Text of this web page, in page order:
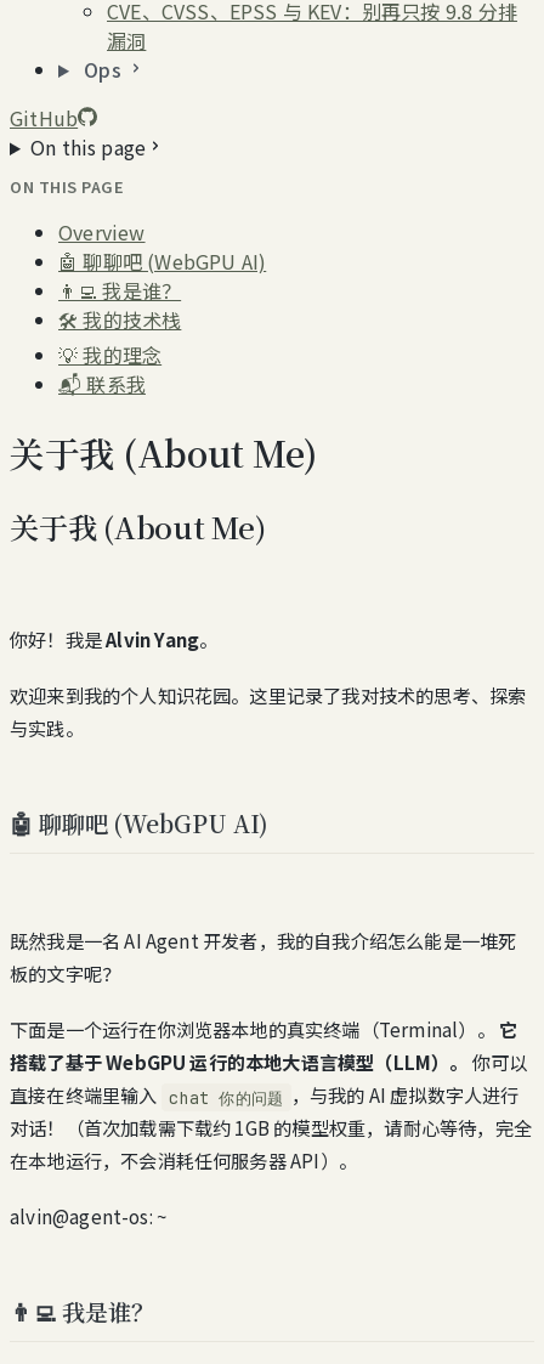
CVE、CVSS、EPSS 与 KEV：别再只按 9.8 分排
漏洞
Ops
GitHub
On this page
ON THIS PAGE
Overview
🤖 聊聊吧 (WebGPU AI)
👨‍💻 我是谁？
🛠️ 我的技术栈
💡 我的理念
📬 联系我
关于我 (About Me)
关于我 (About Me)
你好！我是Alvin Yang。
欢迎来到我的个人知识花园。这里记录了我对技术的思考、探索
与实践。
🤖 聊聊吧 (WebGPU AI)
既然我是一名 AI Agent 开发者，我的自我介绍怎么能是一堆死
板的文字呢？
下面是一个运行在你浏览器本地的真实终端（Terminal）。 它
搭载了基于 WebGPU 运行的本地大语言模型（LLM）。 你可以
直接在终端里输入
chat 你的问题 ，与我的 AI 虚拟数字人进行
对话！（首次加载需下载约 1GB 的模型权重，请耐心等待，完全
在本地运行，不会消耗任何服务器 API）。
alvin@agent-os: ~
👨‍💻 我是谁？